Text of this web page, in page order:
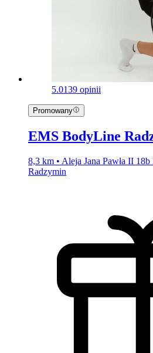
5.0139 opinii
Promowany
EMS BodyLine
8,3 km • Aleja Jana Pawła II
Radzymin